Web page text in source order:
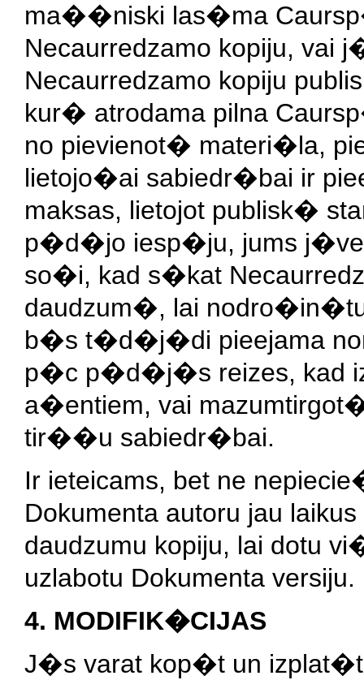
ma��niski las�ma
Necaurredzamo kopiju,
Necaurredzamo kopiju
kur� atrodama pilna
no pievienot� materi�la,
lietojo�ai sabiedr�bai ir
maksas, lietojot publisk�
p�d�jo iesp�ju, jums
so�i, kad s�kat
daudzum�, lai
b�s t�d�j�di pieejama
p�c p�d�j�s reizes, kad
a�entiem, vai
tir��u sabiedr�bai.
Ir ieteicams, bet ne
Dokumenta autoru jau
daudzumu kopiju, lai dotu
uzlabotu Dokumenta versiju.
4. MODIFIK�CIJAS
J�s varat kop�t un izplat�t